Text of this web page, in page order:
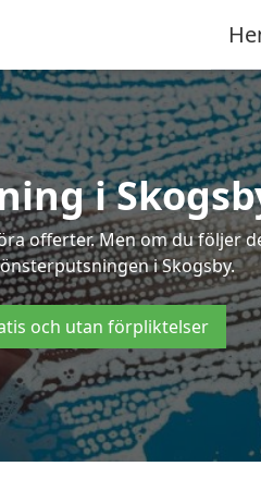
i
offerter. Men om du följer
i Skogsby.
och utan förpliktelser